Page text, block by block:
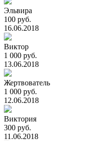
Эльвира
100 руб.
16.06.2018
Виктор
1 000 руб.
13.06.2018
Жертвователь
1 000 руб.
12.06.2018
Виктория
300 руб.
11.06.2018